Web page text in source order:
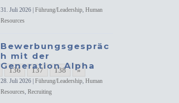
136 137 138 »
31. Juli 2026 |Führung/Leadership,Human
Resources
Bewerbungsgespräc
h mit der
Generation Alpha
28. Juli 2026 |Führung/Leadership,Human
Resources,Recruiting